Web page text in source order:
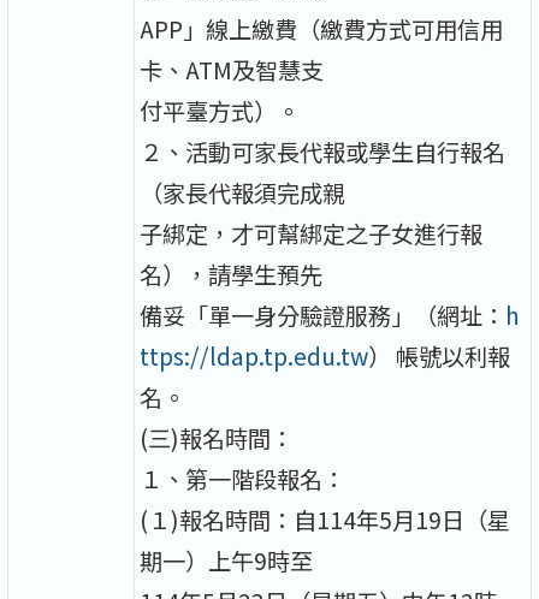
APP」線上繳費（繳費方式可用信用
卡、ATM及智慧支
付平臺方式）。
２、活動可家長代報或學生自行報名
（家長代報須完成親
子綁定，才可幫綁定之子女進行報
名），請學生預先
備妥「單一身分驗證服務」（網址： h
ttps://ldap.tp.edu.tw） 帳號以利報
名。
(三)報名時間：
１、第一階段報名：
(１)報名時間：自114年5月19日（星
期一）上午9時至